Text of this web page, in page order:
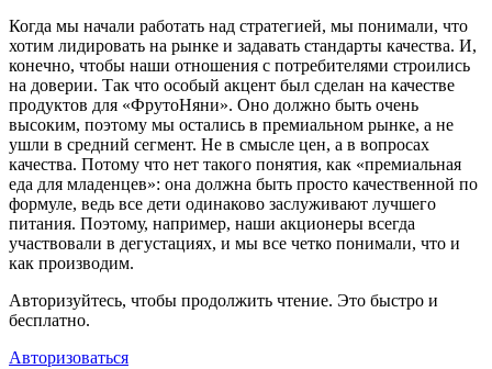
Когда мы начали работать над стратегией, мы понимали, что
хотим лидировать на рынке и задавать стандарты качества. И,
конечно, чтобы наши отношения с потребителями строились
на доверии. Так что особый акцент был сделан на качестве
продуктов для «ФрутоНяни». Оно должно быть очень
высоким, поэтому мы остались в премиальном рынке, а не
ушли в средний сегмент. Не в смысле цен, а в вопросах
качества. Потому что нет такого понятия, как «премиальная
еда для младенцев»: она должна быть просто качественной по
формуле, ведь все дети одинаково заслуживают лучшего
питания. Поэтому, например, наши акционеры всегда
участвовали в дегустациях, и мы все четко понимали, что и
как производим.
Авторизуйтесь, чтобы продолжить чтение. Это быстро и
бесплатно.
Авторизоваться